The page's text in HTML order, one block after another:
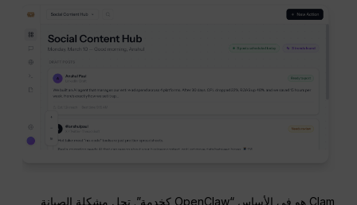
Clam هو في الأساس “OpenClaw كخدمة”. تحل مشكلة الصيانة